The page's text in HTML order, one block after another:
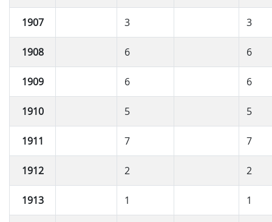
1907 3 3
1908 6 6
1909 6 6
1910 5 5
1911 7 7
1912 2 2
1913 1 1